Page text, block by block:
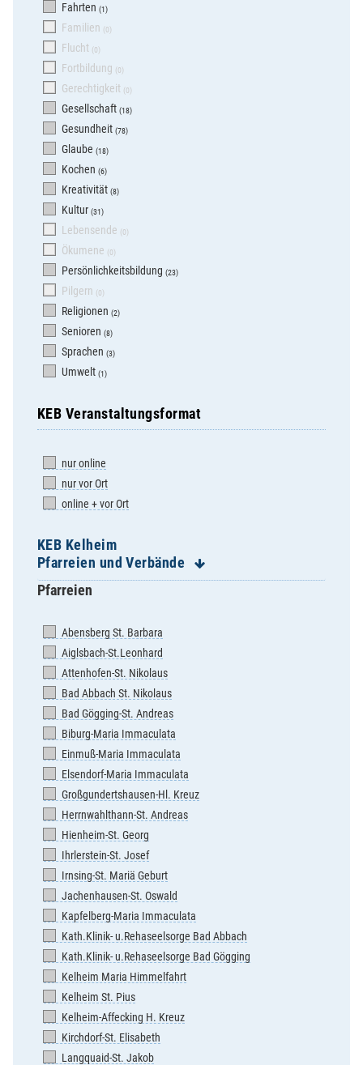
Fahrten (1)
Familien (0)
Flucht (0)
Fortbildung (0)
Gerechtigkeit (0)
Gesellschaft (18)
Gesundheit (78)
Glaube (18)
Kochen (6)
Kreativität (8)
Kultur (31)
Lebensende (0)
Ökumene (0)
Persönlichkeitsbildung (23)
Pilgern (0)
Religionen (2)
Senioren (8)
Sprachen (3)
Umwelt (1)
KEB Veranstaltungsformat
nur online
nur vor Ort
online + vor Ort
KEB Kelheim
Pfarreien und Verbände
Pfarreien
Abensberg St. Barbara
Aiglsbach-St.Leonhard
Attenhofen-St. Nikolaus
Bad Abbach St. Nikolaus
Bad Gögging-St. Andreas
Biburg-Maria Immaculata
Einmuß-Maria Immaculata
Elsendorf-Maria Immaculata
Großgundertshausen-Hl. Kreuz
Herrnwahlthann-St. Andreas
Hienheim-St. Georg
Ihrlerstein-St. Josef
Irnsing-St. Mariä Geburt
Jachenhausen-St. Oswald
Kapfelberg-Maria Immaculata
Kath.Klinik- u.Rehaseelsorge Bad Abbach
Kath.Klinik- u.Rehaseelsorge Bad Gögging
Kelheim Maria Himmelfahrt
Kelheim St. Pius
Kelheim-Affecking H. Kreuz
Kirchdorf-St. Elisabeth
Langquaid-St. Jakob